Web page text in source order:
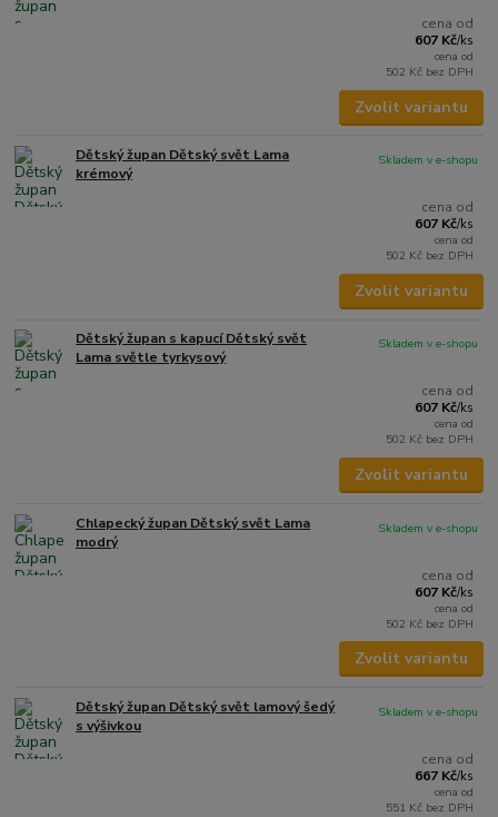
cena od
607 Kč/ks
cena od
502 Kč bez DPH
Zvolit variantu
Dětský župan Dětský svět Lama
krémový
cena od
607 Kč/ks
cena od
502 Kč bez DPH
Skladem v e-shopu
Zvolit variantu
Dětský župan s kapucí Dětský svět
Lama světle tyrkysový
cena od
607 Kč/ks
cena od
502 Kč bez DPH
Skladem v e-shopu
Zvolit variantu
Chlapecký župan Dětský svět Lama
modrý
cena od
607 Kč/ks
cena od
502 Kč bez DPH
Skladem v e-shopu
Zvolit variantu
Dětský župan Dětský svět lamový šedý
s výšivkou
cena od
667 Kč/ks
cena od
551 Kč bez DPH
Skladem v e-shopu